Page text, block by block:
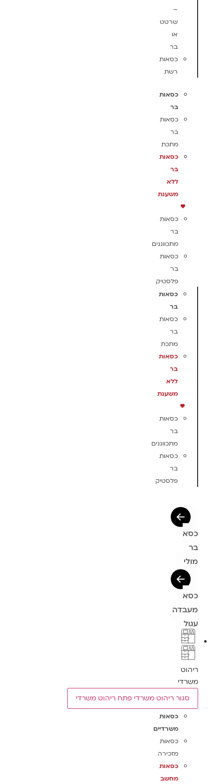
–
שרטט
או
בר
כסאות
רשת
כסאות
בר
כסאות
בר
מתכת
כסאות
בר
ללא
משענת
כסאות
בר
מתכווננים
כסאות
בר
פלסטיק
כסאות
בר
כסאות
בר
מתכת
כסאות
בר
ללא
משענת
כסאות
בר
מתכווננים
כסאות
בר
פלסטיק
כסא
בר
מולי
כסא
מעבדה
עגול
ריהוט
משרדי
סגור ריהוט משרדי פתח ריהוט משרדי
כסאות
משרדיים
כסאות
מזכירה
כסאות
מחשב